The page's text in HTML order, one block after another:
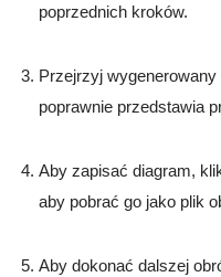
poprzednich kroków.
Przejrzyj
poprawnie przedstawia
Aby zapisać diagram,
aby pobrać go jako plik
Aby dokonać dalszej